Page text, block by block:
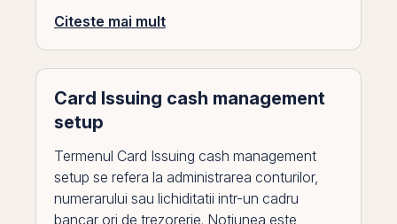
Citeste mai mult
Card Issuing cash management
setup
Termenul Card Issuing cash management
setup se refera la administrarea conturilor,
numerarului sau lichiditatii intr-un cadru
bancar ori de trezorerie. Notiunea este